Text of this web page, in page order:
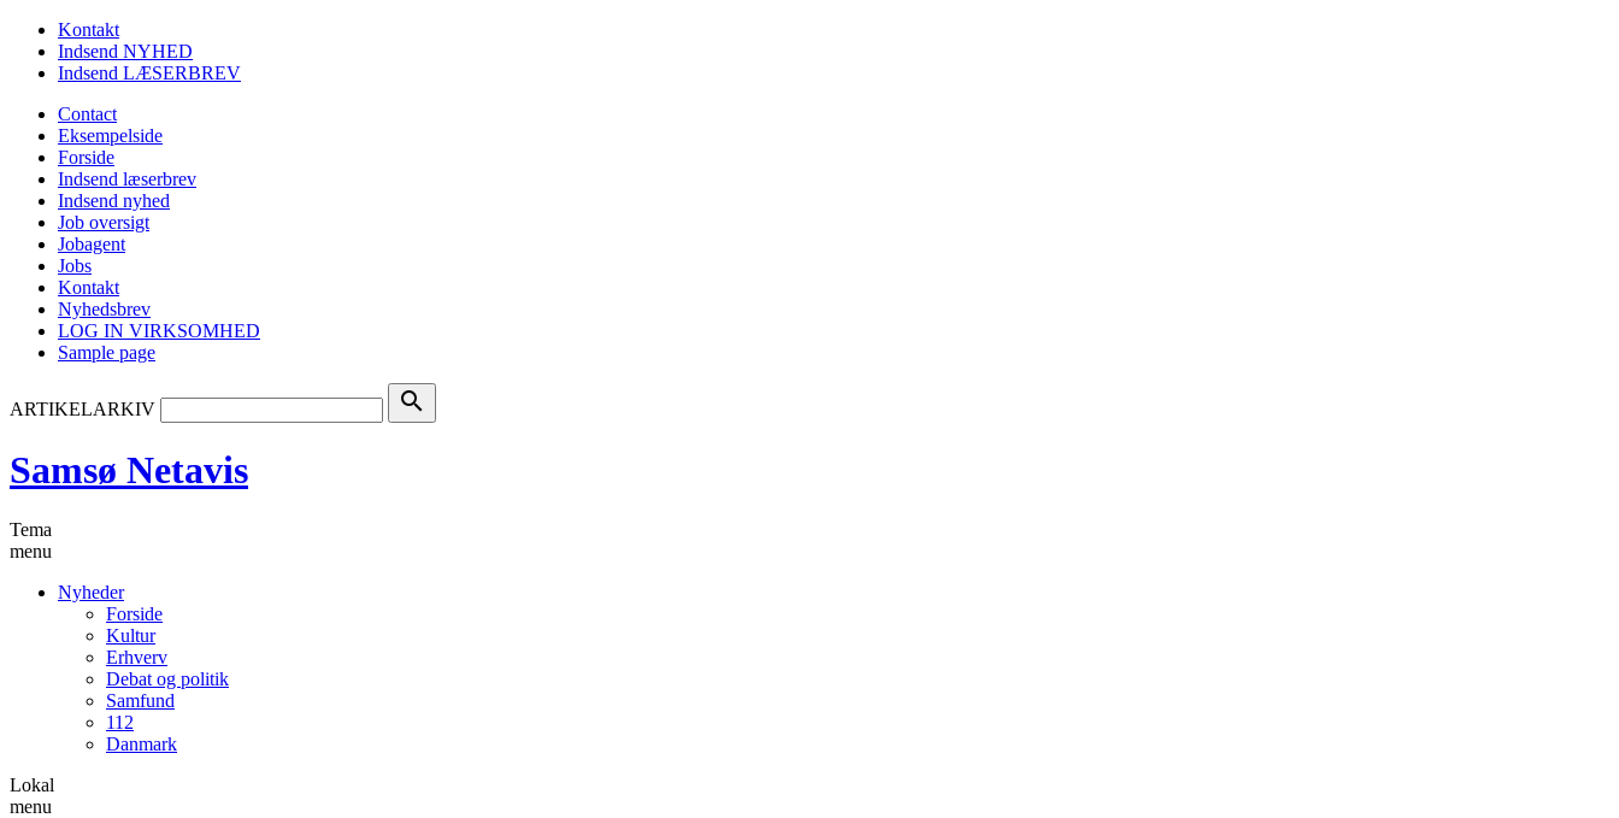
Kontakt
Indsend NYHED
Indsend LÆSERBREV
Contact
Eksempelside
Forside
Indsend læserbrev
Indsend nyhed
Job oversigt
Jobagent
Jobs
Kontakt
Nyhedsbrev
LOG IN VIRKSOMHED
Sample page
ARTIKELARKIV search
Samsø Netavis
Tema
menu
Nyheder
Forside
Kultur
Erhverv
Debat og politik
Samfund
112
Danmark
Lokal
menu